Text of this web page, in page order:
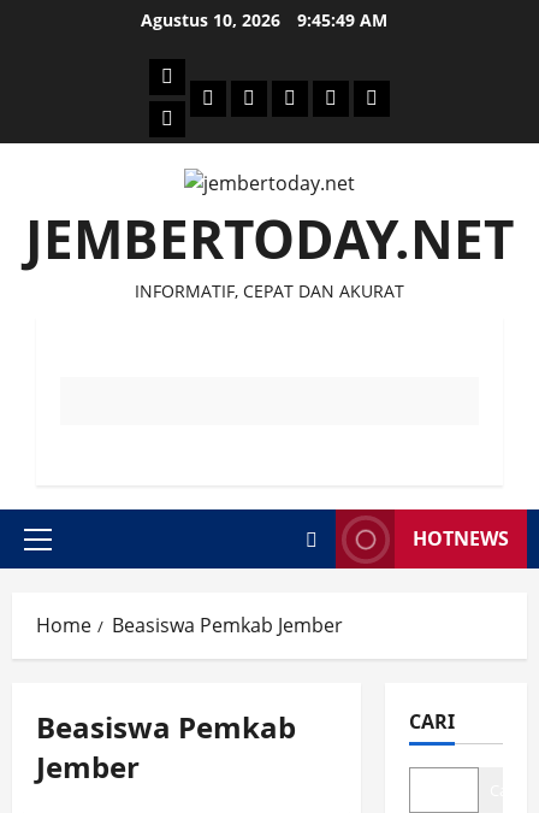
Agustus 10, 2026 9:45:49 AM
Beranda
News
PolitikOtomotifEkonomiSosialtentang
JEMBERTODAY.NET
INFORMATIF, CEPAT DAN AKURAT
Primary
HOTNEWS
Home Beasiswa Pemkab Jember
Beasiswa Pemkab
Jember
CARI